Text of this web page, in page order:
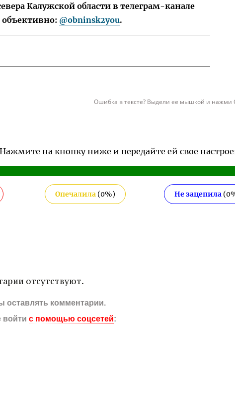
Калужской области в телеграм-канале
@obninsk2you.
Ошибка в тексте? Выдели ее мышкой и нажми
на кнопку ниже и передайте ей свое
Опечалила(0%) Не зацепила (0
отсутствуют.
оставлять комментарии.
войти с помощью соцсетей: